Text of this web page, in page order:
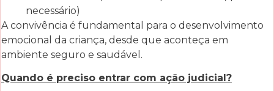
necessário)
A convivência é fundamental para o desenvolvimento
emocional da criança, desde que aconteça em
ambiente seguro e saudável.
Quando é preciso entrar com ação judicial?